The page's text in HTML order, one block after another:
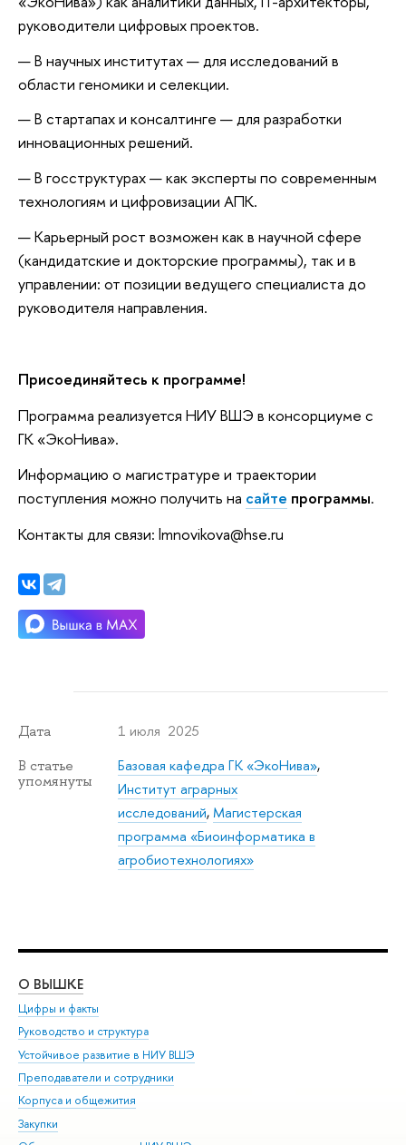
руководители цифровых проектов.
В научных институтах — для исследований в
области геномики и селекции.
В стартапах и консалтинге — для разработки
инновационных решений.
В госструктурах — как эксперты по современным
технологиям и цифровизации АПК.
Карьерный рост возможен как в научной сфере
(кандидатские и докторские программы), так и в
управлении: от позиции ведущего специалиста до
руководителя направления.
Присоединяйтесь к программе!
Программа реализуется НИУ ВШЭ в консорциуме с
ГК «ЭкоНива».
Информацию о магистратуре и траектории
поступления можно получить на сайте программы.
Контакты для связи: lmnovikova@hse.ru
Дата 1 июля 2025
В статье
упомянуты
Базовая кафедра ГК «ЭкоНива»,
Институт аграрных
исследований,Магистерская
программа «Биоинформатика в
агробиотехнологиях»
О ВЫШКЕ
Цифры и факты
Руководство и структура
Устойчивое развитие в НИУ ВШЭ
Преподаватели и сотрудники
Корпуса и общежития
Закупки